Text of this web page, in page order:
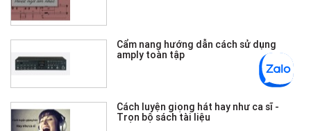
Cẩm nang hướng dẫn cách sử dụng
amply toàn tập
Cách luyện giọng hát hay như ca sĩ -
Trọn bộ sách tài liệu